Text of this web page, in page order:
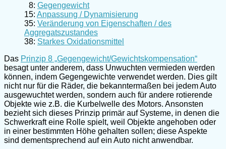
8: Gegengewicht
15: Anpassung / Dynamisierung
35: Veränderung von Eigenschaften / des
Aggregatszustandes
38: Starkes Oxidationsmittel
Das Prinzip 8 „Gegengewicht/Gewichtskompensation“
besagt unter anderem, dass Unwuchten vermieden werden
können, indem Gegengewichte verwendet werden. Dies gilt
nicht nur für die Räder, die bekanntermaßen bei jedem Auto
ausgewuchtet werden, sondern auch für andere rotierende
Objekte wie z.B. die Kurbelwelle des Motors. Ansonsten
bezieht sich dieses Prinzip primär auf Systeme, in denen die
Schwerkraft eine Rolle spielt, weil Objekte angehoben oder
in einer bestimmten Höhe gehalten sollen; diese Aspekte
sind dementsprechend auf ein Auto nicht anwendbar.